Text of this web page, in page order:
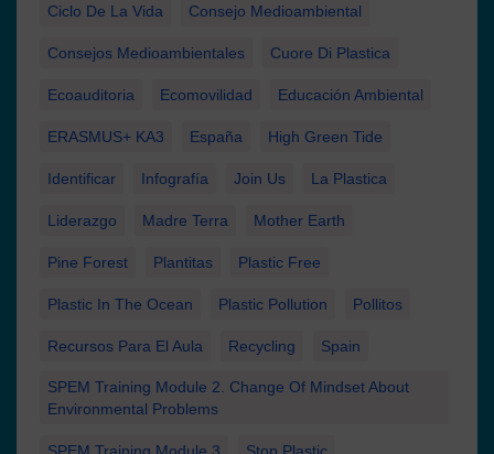
Ciclo De La Vida Consejo Medioambiental
Consejos Medioambientales Cuore Di Plastica
Ecoauditoria Ecomovilidad Educación Ambiental
ERASMUS+ KA3 España High Green Tide
Identificar Infografía Join Us La Plastica
Liderazgo Madre Terra Mother Earth
Pine Forest Plantitas Plastic Free
Plastic In The Ocean Plastic Pollution Pollitos
Recursos Para El Aula Recycling Spain
SPEM Training Module 2. Change Of Mindset About
Environmental Problems
SPEM Training Module 3 Stop Plastic